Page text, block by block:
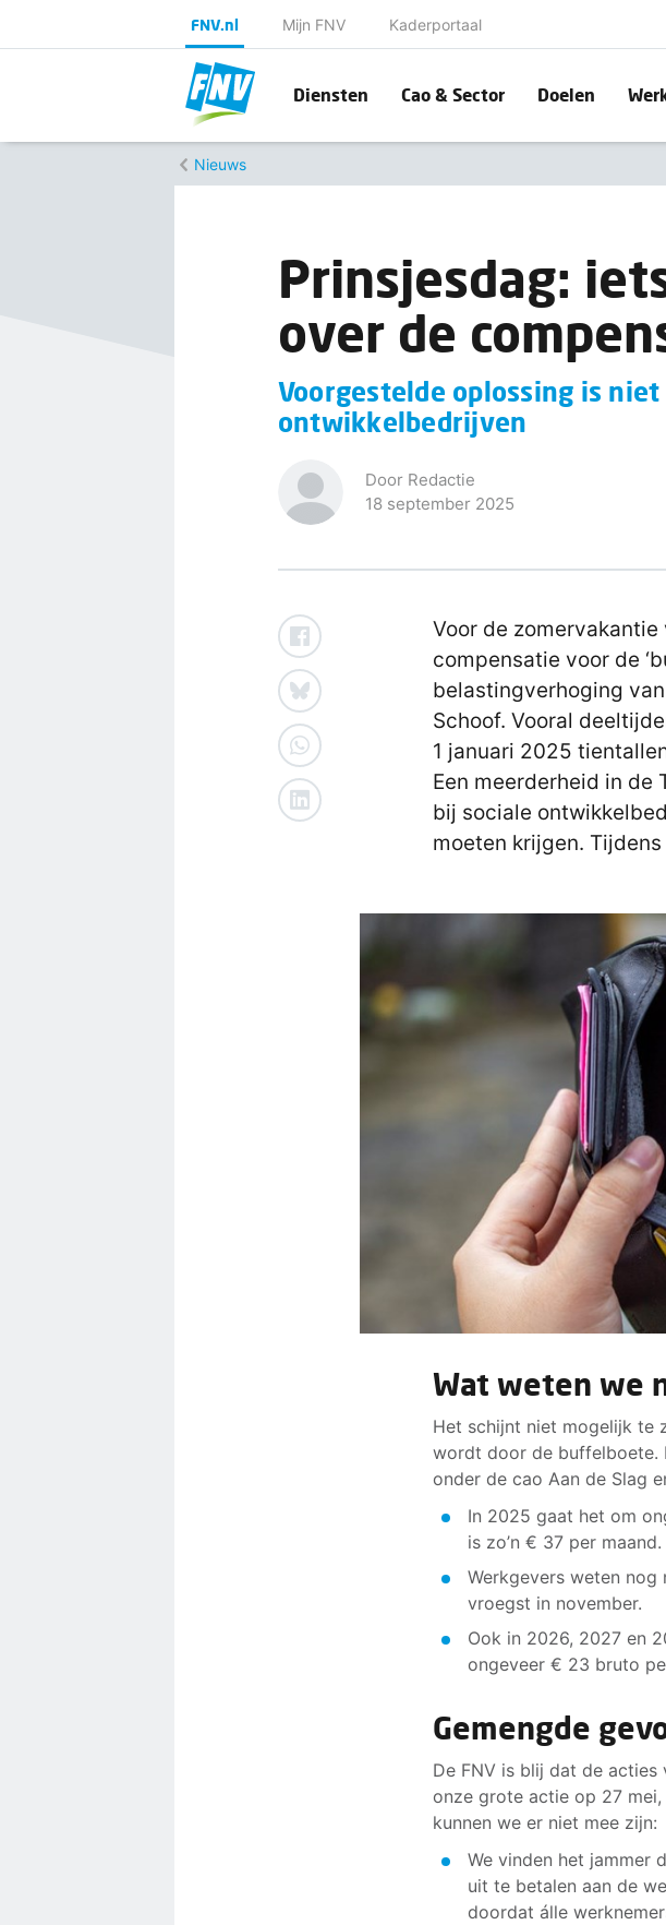
FNV.nl Mijn FNV Kaderportaal
Diensten Cao & Sector Doelen
Nieuws
Prinsjesdag:
over de
Voorgestelde oplossing is
ontwikkelbedrijven
Door Redactie
18 september 2025
Voor de
compensatie voor de
belastingverhoging
Schoof. Vooral
1 januari 2025
Een meerderheid in de
bij sociale
moeten krijgen.
Wat weten we
Het schijnt niet mogelijk te
wordt door de buffelboete.
onder de cao Aan de Slag
In 2025 gaat het om
is zo’n € 37 per maand.
Werkgevers weten nog
vroegst in november.
Ook in 2026, 2027 en
ongeveer € 23 bruto
Gemengde
De FNV is blij dat de
onze grote actie op 27
kunnen we er niet mee zijn:
We vinden het jammer
uit te betalen aan de
doordat álle